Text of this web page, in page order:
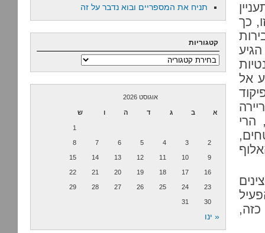
כך
אל
הרי
תניח את המספריים ובוא נדבר על זה
קטגוריות
קטגוריות
אוגוסט 2026
א ב ג ד ה ו ש
1
2
3
4
5
6
7
8
9
10
11
12
13
14
15
16
17
18
19
20
21
22
23
24
25
26
27
28
29
30
31
« ינו